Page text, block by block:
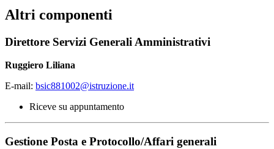
Altri componenti
Direttore Servizi Generali Amministrativi
Ruggiero Liliana
E-mail: bsic881002@istruzione.it
Riceve su appuntamento
Gestione Posta e Protocollo/Affari generali